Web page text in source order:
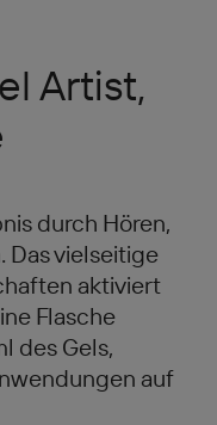
Artist,
durch Hören,
Das vielseitige
aktiviert
Flasche
des Gels,
auf